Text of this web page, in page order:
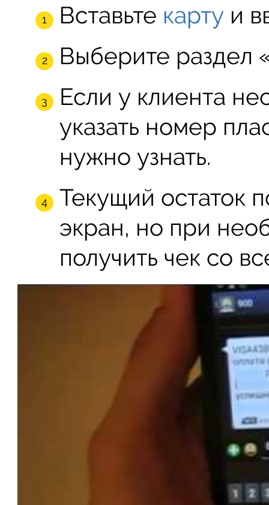
Вставьте карту и
Выберите раздел
Если у клиента
указать номер
нужно узнать.
Текущий остаток
экран, но при
получить чек со